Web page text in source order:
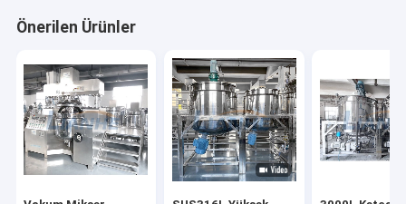
Önerilen Ürünler